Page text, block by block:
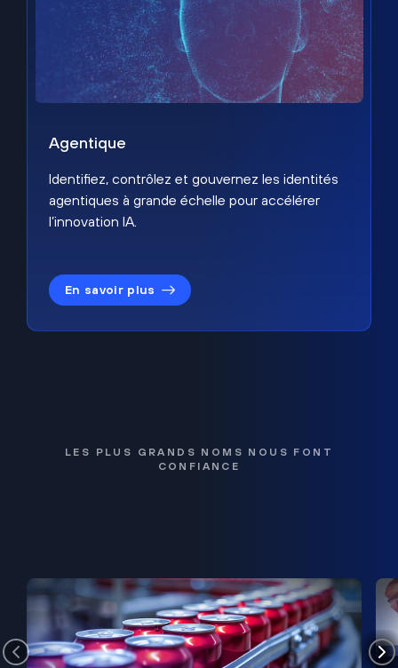
Agentique
Identifiez, contrôlez et gouvernez les identités
agentiques à grande échelle pour accélérer
l’innovation IA.
En savoir plus
LES PLUS GRANDS NOMS NOUS FONT
CONFIANCE